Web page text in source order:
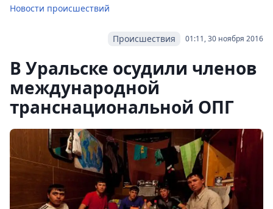
Новости происшествий
01:11, 30 ноября 2016
Происшествия
В Уральске осудили членов
международной
транснациональной ОПГ